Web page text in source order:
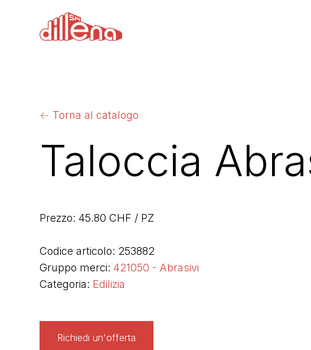
← Torna al catalogo
Taloccia
Prezzo: 45.80 CHF / PZ
Codice articolo: 253882
Gruppo merci:421050 - Abrasivi
Categoria: Edilizia
Richiedi un'offerta